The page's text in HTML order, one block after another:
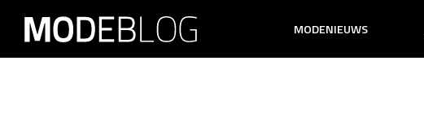
MODENIEUWS